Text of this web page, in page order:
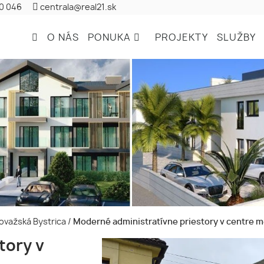
046 centrala@real21.sk
O NÁS PONUKA PROJEKTY SLUŽBY
Bystrica / Moderné administratívne priestory v centre
v